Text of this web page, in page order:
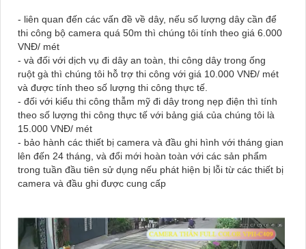
- liên quan đến các vấn đề về dây, nếu số lượng dây cần để
thi công bộ camera quá 50m thì chúng tôi tính theo giá 6.000
VNĐ/ mét
- và đối với dịch vụ đi dây an toàn, thi công dây trong ống
ruột gà thì chúng tôi hỗ trợ thi công với giá 10.000 VNĐ/ mét
và được tính theo số lượng thi công thực tế.
- đối với kiểu thi công thẫm mỹ đi dây trong nẹp điện thì tính
theo số lượng thi công thực tế với bảng giá của chúng tôi là
15.000 VNĐ/ mét
- bảo hành các thiết bị camera và đầu ghi hình với tháng gian
lên đến 24 tháng, và đổi mới hoàn toàn với các sản phẩm
trong tuần đầu tiên sử dụng nếu phát hiện bị lỗi từ các thiết bị
camera và đầu ghi được cung cấp